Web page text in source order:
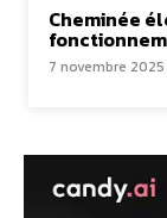
Cheminée
7 novembre 2025